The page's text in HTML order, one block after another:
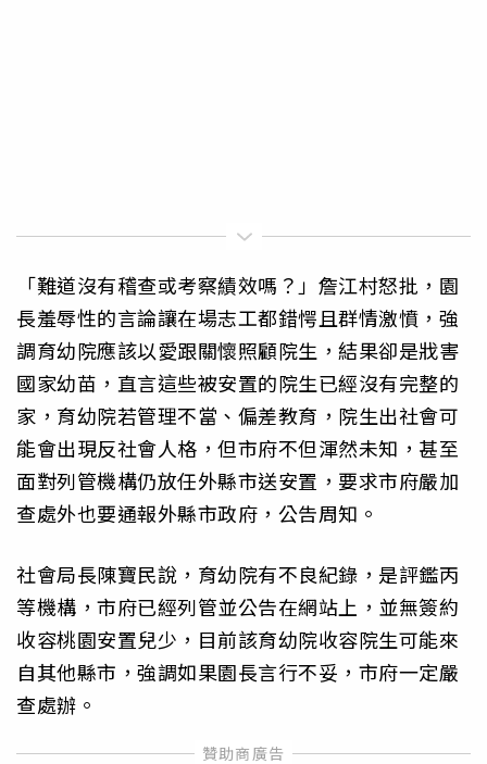
「難道沒有稽查或考察績效嗎？」詹江村怒批，園
長羞辱性的言論讓在場志工都錯愕且群情激憤，強
調育幼院應該以愛跟關懷照顧院生，結果卻是戕害
國家幼苗，直言這些被安置的院生已經沒有完整的
家，育幼院若管理不當、偏差教育，院生出社會可
能會出現反社會人格，但市府不但渾然未知，甚至
面對列管機構仍放任外縣市送安置，要求市府嚴加
查處外也要通報外縣市政府，公告周知。
社會局長陳寶民說，育幼院有不良紀錄，是評鑑丙
等機構，市府已經列管並公告在網站上，並無簽約
收容桃園安置兒少，目前該育幼院收容院生可能來
自其他縣市，強調如果園長言行不妥，市府一定嚴
查處辦。